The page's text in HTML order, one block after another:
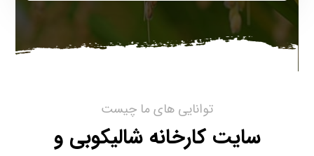
توانایی های ما چیست
سایت کارخانه شالیکوبی و